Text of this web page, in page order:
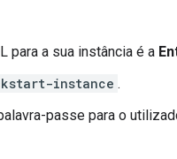
para a sua instância é a
instance .
passe para o